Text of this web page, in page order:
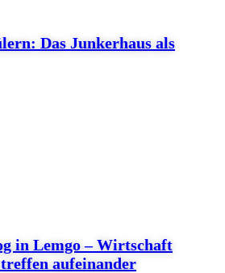
Das Junkerhaus als
in Lemgo – Wirtschaft
aufeinander